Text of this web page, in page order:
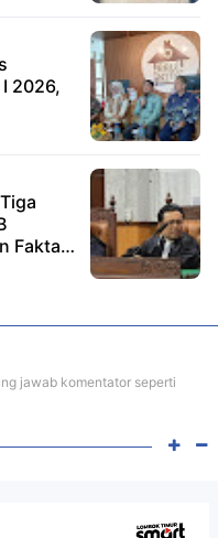
2026,
Fakta
jawab komentator seperti